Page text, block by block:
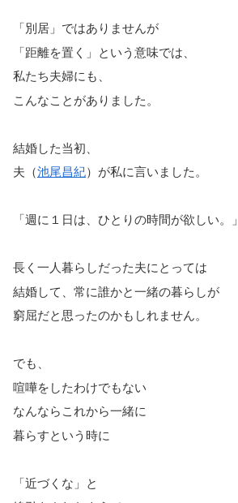
「別居」ではありませんが
「距離を置く」という意味では、
私たち夫婦にも、
こんなことがありました。
結婚した当初、
夫（池尾昌紀）が私に言いました。
「週に１日は、ひとりの時間が欲しい。」
長く一人暮らしだった夫にとっては
結婚して、常に誰かと一緒の暮らしが
窮屈だと思ったのかもしれません。
でも、
喧嘩をしたわけでもない
なんならこれから一緒に
暮らすという時に
「近づくな」と